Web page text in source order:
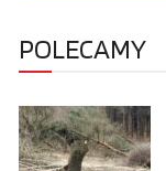
POLECAMY